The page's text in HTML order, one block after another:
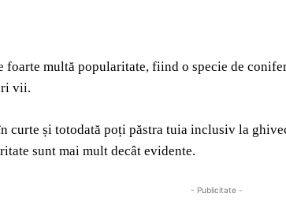
foarte multă popularitate, fiind o specie de
vii.
și totodată poți păstra tuia inclusiv la
sunt mai mult decât evidente.
- Publicitate -